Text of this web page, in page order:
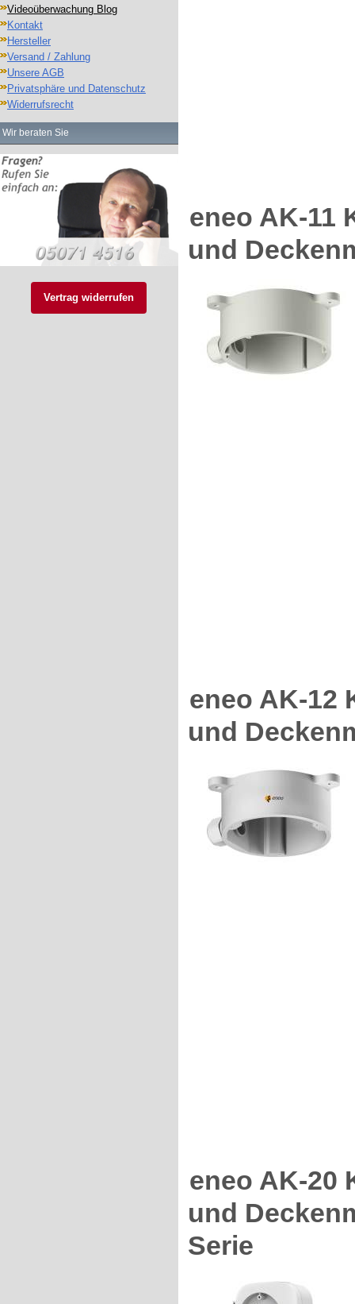
Videoüberwachung Blog
Kontakt
Hersteller
Versand / Zahlung
Unsere AGB
Privatsphäre und Datenschutz
Widerrufsrecht
Wir beraten Sie
Vertrag widerrufen
eneo AK-11
und
eneo AK-12
und
eneo AK-20
und
Serie